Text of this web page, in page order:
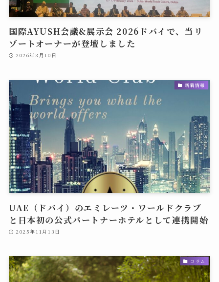
国際AYUSH会議&展示会 2026ドバイで、当リ
ゾートオーナーが登壇しました
2026年3月10日
新着情報
UAE（ドバイ）のエミレーツ・ワールドクラブ
と日本初の公式パートナーホテルとして連携開始
2025年11月13日
コラム